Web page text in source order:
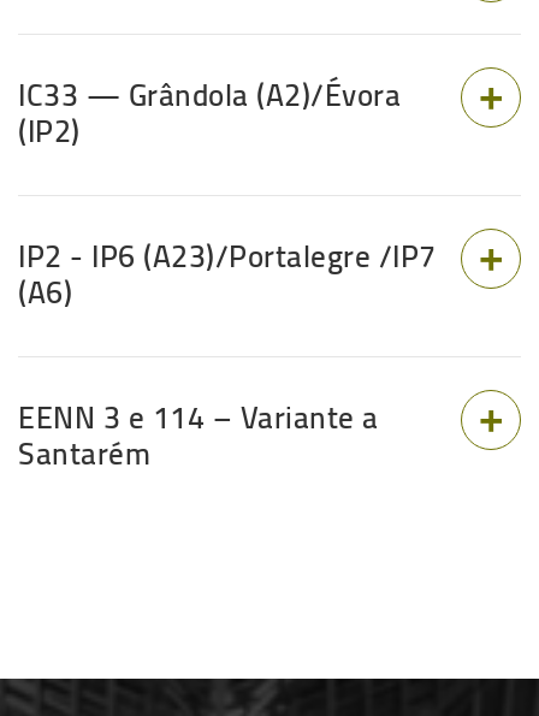
IC33 — Grândola (A2)/Évora
(IP2)
IP2 - IP6 (A23)/Portalegre /IP7
(A6)
EENN 3 e 114 – Variante a
Santarém